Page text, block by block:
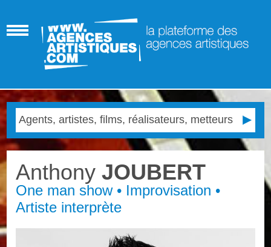
Anthony JOUBERT
One man show • Improvisation •
Artiste interprète